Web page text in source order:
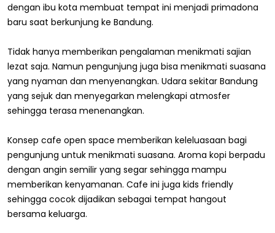
dengan ibu kota membuat tempat ini menjadi primadona
baru saat berkunjung ke Bandung.
Tidak hanya memberikan pengalaman menikmati sajian
lezat saja. Namun pengunjung juga bisa menikmati suasana
yang nyaman dan menyenangkan. Udara sekitar Bandung
yang sejuk dan menyegarkan melengkapi atmosfer
sehingga terasa menenangkan.
Konsep cafe open space memberikan keleluasaan bagi
pengunjung untuk menikmati suasana. Aroma kopi berpadu
dengan angin semilir yang segar sehingga mampu
memberikan kenyamanan. Cafe ini juga kids friendly
sehingga cocok dijadikan sebagai tempat hangout
bersama keluarga.